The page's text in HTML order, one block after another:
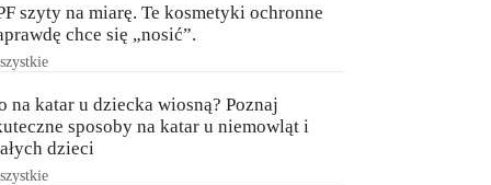
szyty na miarę. Te kosmetyki ochronne
chce się „nosić”.
na katar u dziecka wiosną? Poznaj
sposoby na katar u niemowląt i
dzieci